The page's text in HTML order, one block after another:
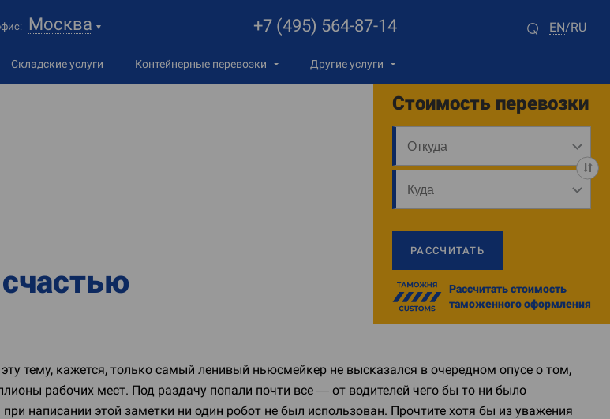
Москва +7 (495) 564-87-14 EN/RU
Складские услуги Контейнерные перевозки Другие услуги
Стоимость перевозки
РАССЧИТАТЬ
Рассчитать стоимость
таможенного оформления
тему, кажется, только самый ленивый ньюсмейкер не высказался в очередном опусе о том,
рабочих мест. Под раздачу попали почти все — от водителей чего бы то ни было
написании этой заметки ни один робот не был использован. Прочтите хотя бы из уважения